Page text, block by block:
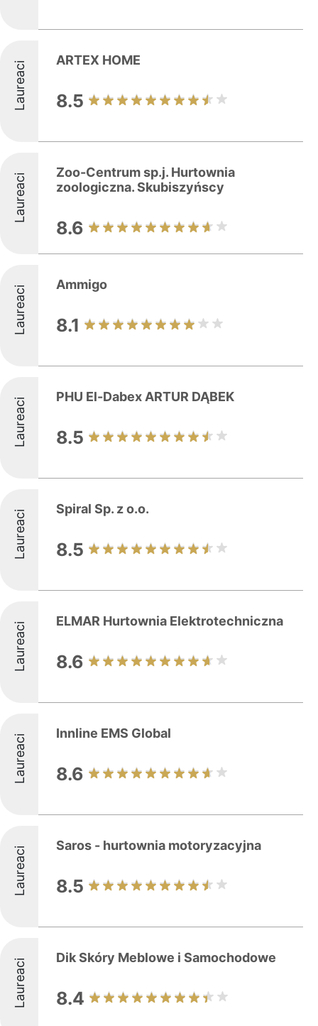
Laureaci ARTEX HOME
8.5
Laureaci
Zoo-Centrum sp.j. Hurtownia
zoologiczna. Skubiszyńscy
8.6
Laureaci Ammigo
8.1
Laureaci PHU El-Dabex ARTUR DĄBEK
8.5
Laureaci Spiral Sp. z o.o.
8.5
Laureaci ELMAR Hurtownia Elektrotechniczna
8.6
Laureaci Innline EMS Global
8.6
Laureaci Saros - hurtownia motoryzacyjna
8.5
Laureaci Dik Skóry Meblowe i Samochodowe
8.4